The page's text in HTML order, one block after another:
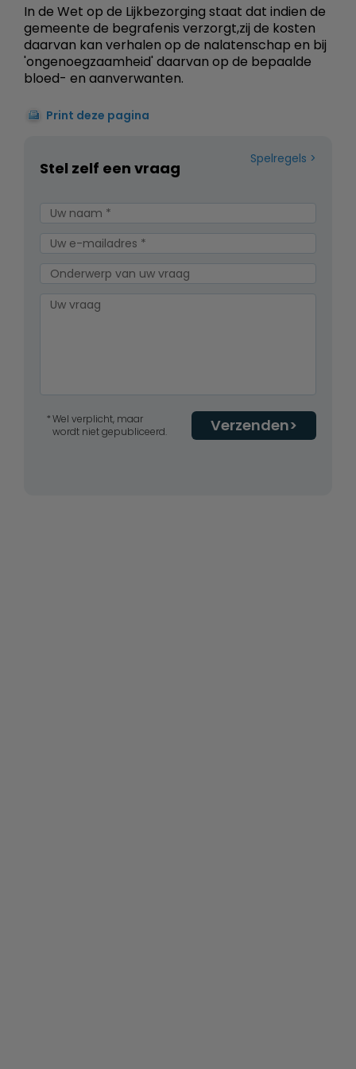
In de Wet op de Lijkbezorging staat dat indien de
gemeente de begrafenis verzorgt,zij de kosten
daarvan kan verhalen op de nalatenschap en bij
'ongenoegzaamheid' daarvan op de bepaalde
bloed- en aanverwanten.
Print deze pagina
Spelregels
Stel zelf een vraag
Verzenden
Wel verplicht, maar
wordt niet gepubliceerd.